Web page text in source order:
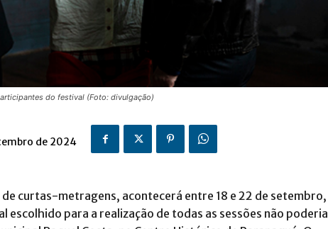
do festival (Foto: divulgação)
de 2024
curtas-metragens, acontecerá entre 18 e 22 de setembro,
escolhido para a realização de todas as sessões não poderia